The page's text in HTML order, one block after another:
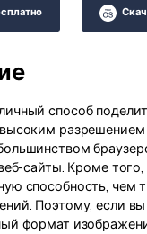
способ
сайты. Кроме
способность, чем
Поэтому, если
формат